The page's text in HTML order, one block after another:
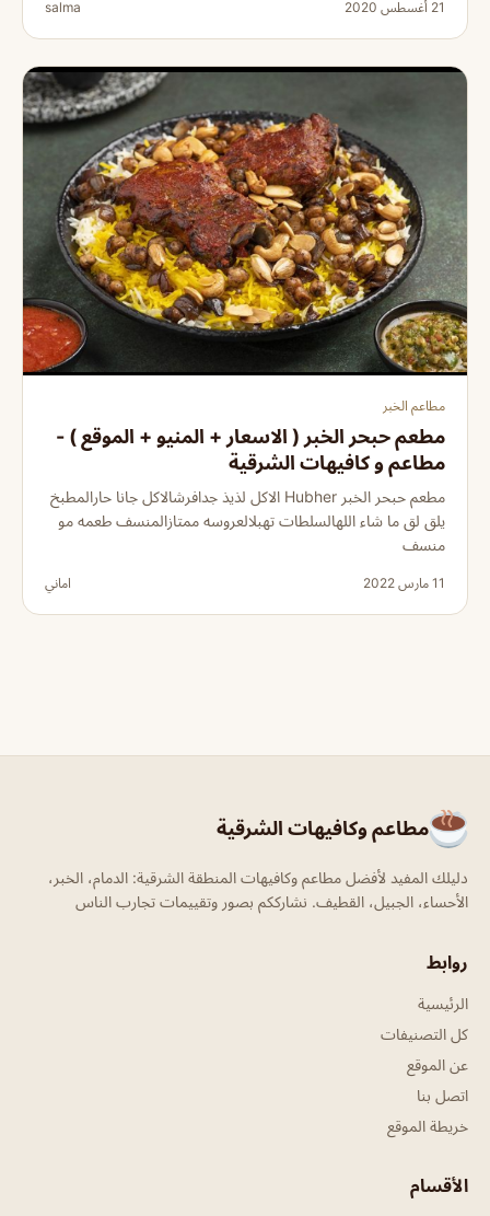
21 أغسطس 2020 salma
مطاعم الخبر
مطعم حبحر الخبر ( الاسعار + المنيو + الموقع ) -
مطاعم و كافيهات الشرقية
مطعم حبحر الخبر Hubher الاكل لذيذ جدافرشالاكل جانا حارالمطبخ
يلق لق ما شاء اللهالسلطات تهبلالعروسه ممتازالمنسف طعمه مو
منسف
11 مارس 2022 اماني
مطاعم وكافيهات الشرقية
دليلك المفيد لأفضل مطاعم وكافيهات المنطقة الشرقية: الدمام، الخبر،
الأحساء، الجبيل، القطيف. نشارككم بصور وتقييمات تجارب الناس
روابط
الرئيسية
كل التصنيفات
عن الموقع
اتصل بنا
خريطة الموقع
الأقسام